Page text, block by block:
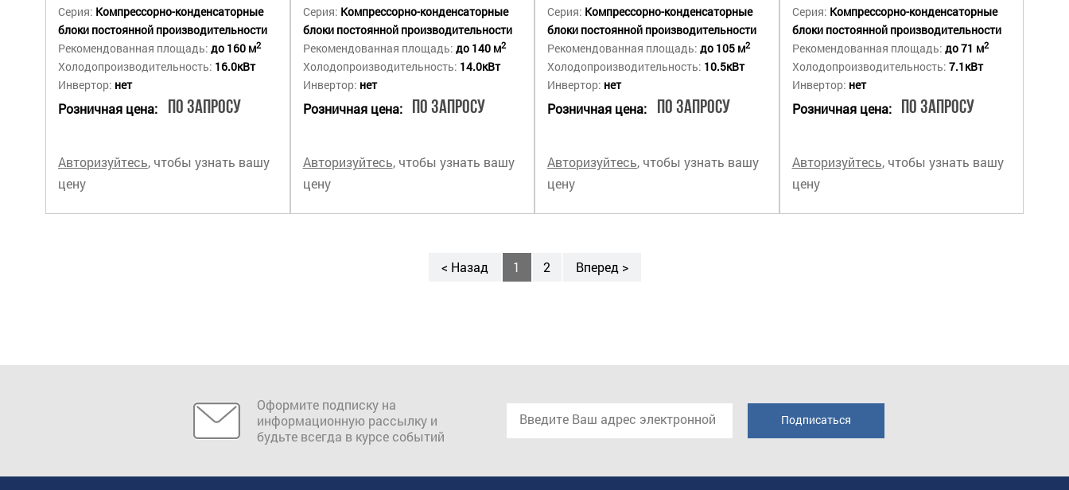
Серия: Компрессорно-конденсаторные
блоки постоянной производительности
Рекомендованная площадь: до 160 м2
Холодопроизводительность: 16.0кВт
Инвертор: нет
Розничная цена: По запросу
Авторизуйтесь, чтобы узнать вашу
цену
Серия: Компрессорно-конденсаторные
блоки постоянной производительности
Рекомендованная площадь: до 140 м2
Холодопроизводительность: 14.0кВт
Инвертор: нет
Розничная цена: По запросу
Авторизуйтесь, чтобы узнать вашу
цену
Серия: Компрессорно-конденсаторные
блоки постоянной производительности
Рекомендованная площадь: до 105 м2
Холодопроизводительность: 10.5кВт
Инвертор: нет
Розничная цена: По запросу
Авторизуйтесь, чтобы узнать вашу
цену
Серия: Компрессорно-конденсаторные
блоки постоянной производительности
Рекомендованная площадь: до 71 м2
Холодопроизводительность: 7.1кВт
Инвертор: нет
Розничная цена: По запросу
Авторизуйтесь, чтобы узнать вашу
цену
< Назад 1 2 Вперед >
Оформите подписку на
информационную рассылку и
будьте всегда в курсе событий